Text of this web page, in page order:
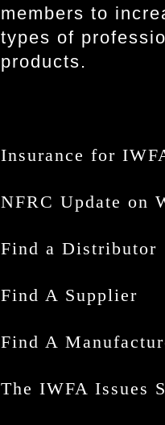
members to
types of
products.
Insurance for
NFRC Update
Find a Distributor
Find A Supplier
Find A
The IWFA Issues